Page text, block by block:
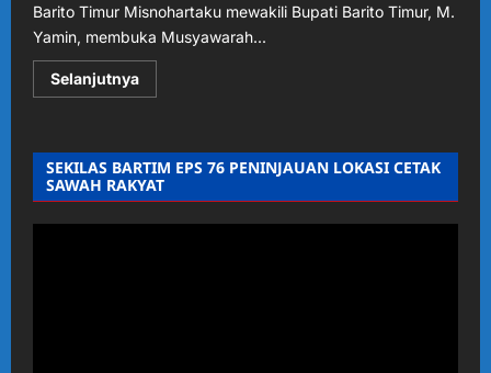
Barito Timur Misnohartaku mewakili Bupati Barito Timur, M.
Yamin, membuka Musyawarah...
SelanjutnyaRead
more
Muscab
IV
IBI
Barito
SEKILAS BARTIM EPS 76 PENINJAUAN LOKASI CETAK
SAWAH RAKYAT